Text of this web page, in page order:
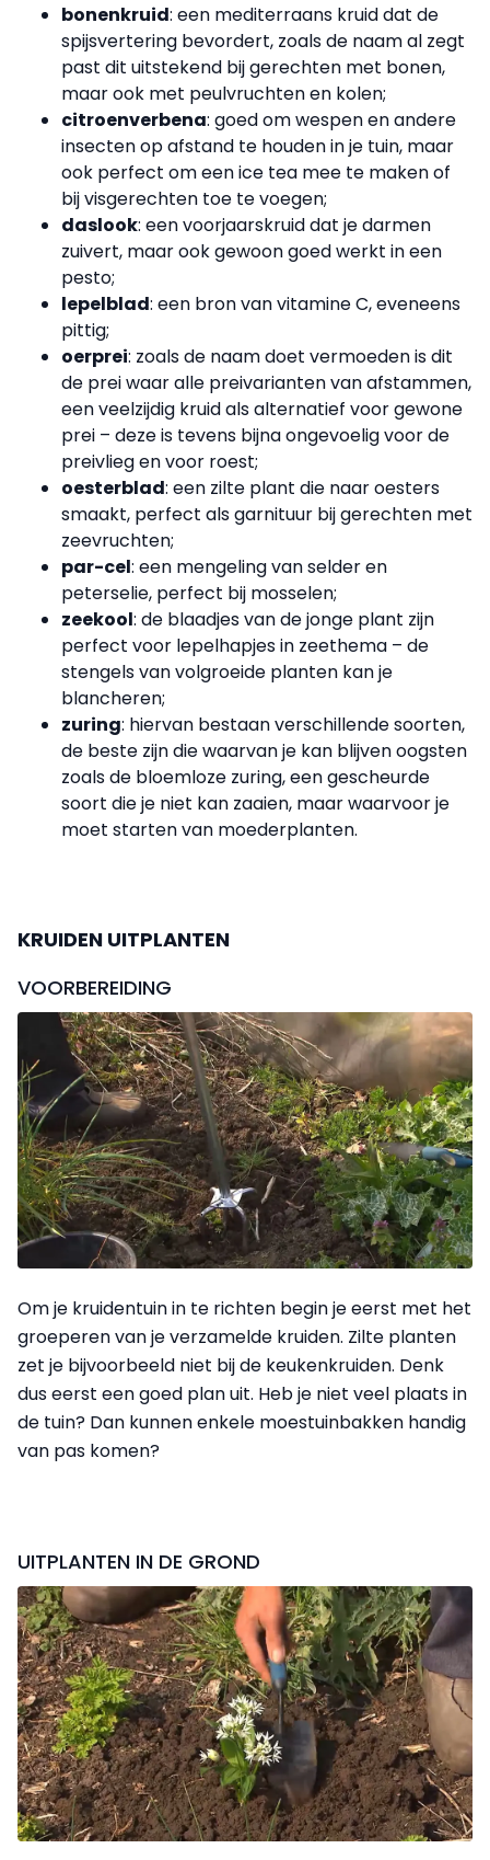
bonenkruid: een mediterraans kruid dat de
spijsvertering bevordert, zoals de naam al zegt
past dit uitstekend bij gerechten met bonen,
maar ook met peulvruchten en kolen;
citroenverbena: goed om wespen en andere
insecten op afstand te houden in je tuin, maar
ook perfect om een ice tea mee te maken of
bij visgerechten toe te voegen;
daslook: een voorjaarskruid dat je darmen
zuivert, maar ook gewoon goed werkt in een
pesto;
lepelblad: een bron van vitamine C, eveneens
pittig;
oerprei: zoals de naam doet vermoeden is dit
de prei waar alle preivarianten van afstammen,
een veelzijdig kruid als alternatief voor gewone
prei – deze is tevens bijna ongevoelig voor de
preivlieg en voor roest;
oesterblad: een zilte plant die naar oesters
smaakt, perfect als garnituur bij gerechten met
zeevruchten;
par-cel: een mengeling van selder en
peterselie, perfect bij mosselen;
zeekool: de blaadjes van de jonge plant zijn
perfect voor lepelhapjes in zeethema – de
stengels van volgroeide planten kan je
blancheren;
zuring: hiervan bestaan verschillende soorten,
de beste zijn die waarvan je kan blijven oogsten
zoals de bloemloze zuring, een gescheurde
soort die je niet kan zaaien, maar waarvoor je
moet starten van moederplanten.
KRUIDEN UITPLANTEN
VOORBEREIDING
Om je kruidentuin in te richten begin je eerst met het
groeperen van je verzamelde kruiden. Zilte planten
zet je bijvoorbeeld niet bij de keukenkruiden. Denk
dus eerst een goed plan uit. Heb je niet veel plaats in
de tuin? Dan kunnen enkele moestuinbakken handig
van pas komen?
UITPLANTEN IN DE GROND